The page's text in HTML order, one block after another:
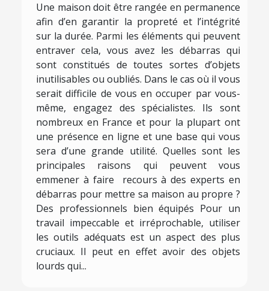
Une maison doit être rangée en permanence
afin d’en garantir la propreté et l’intégrité
sur la durée. Parmi les éléments qui peuvent
entraver cela, vous avez les débarras qui
sont constitués de toutes sortes d’objets
inutilisables ou oubliés. Dans le cas où il vous
serait difficile de vous en occuper par vous-
même, engagez des spécialistes. Ils sont
nombreux en France et pour la plupart ont
une présence en ligne et une base qui vous
sera d’une grande utilité. Quelles sont les
principales raisons qui peuvent vous
emmener à faire recours à des experts en
débarras pour mettre sa maison au propre ?
Des professionnels bien équipés Pour un
travail impeccable et irréprochable, utiliser
les outils adéquats est un aspect des plus
cruciaux. Il peut en effet avoir des objets
lourds qui...